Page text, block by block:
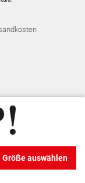
Größe auswählen